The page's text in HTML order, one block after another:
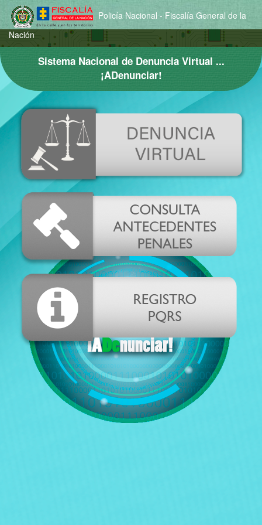
Policía Nacional - Fiscalía General de la
Nación
Sistema Nacional de Denuncia Virtual ...
¡ADenunciar!